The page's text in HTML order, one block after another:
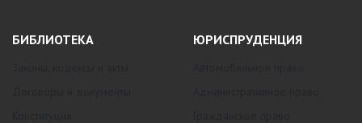
БИБЛИОТЕКА ЮРИСПРУДЕНЦИЯ